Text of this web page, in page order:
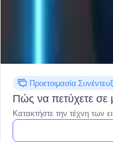
Προετοιμασία
Πώς να πετύχετε σε
Κατακτήστε την τέχνη των